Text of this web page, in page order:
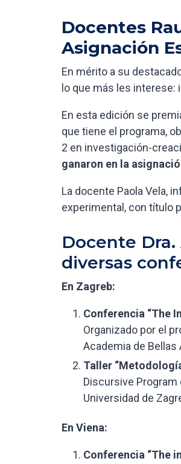
Docentes
Asignación
En mérito a su
lo que más les
En esta edición se
que tiene el programa,
2 en investigación-
ganaron en la
La docente Paola Vela,
experimental, con título
Docente
diversas
En Zagreb:
Conferencia “The
Organizado por el
Academia de Bellas
Taller
Discursive Program
Universidad de
En Viena:
Conferencia “The